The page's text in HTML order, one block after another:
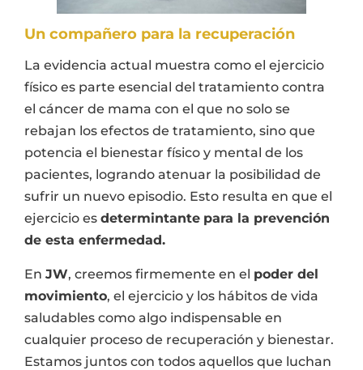
Un compañero para la recuperación
La evidencia actual muestra como el ejercicio
físico es parte esencial del tratamiento contra
el cáncer de mama con el que no solo se
rebajan los efectos de tratamiento, sino que
potencia el bienestar físico y mental de los
pacientes, logrando atenuar la posibilidad de
sufrir un nuevo episodio. Esto resulta en que el
ejercicio es determintante para la prevención
de esta enfermedad.
En JW, creemos firmemente en el poder del
movimiento, el ejercicio y los hábitos de vida
saludables como algo indispensable en
cualquier proceso de recuperación y bienestar.
Estamos juntos con todos aquellos que luchan